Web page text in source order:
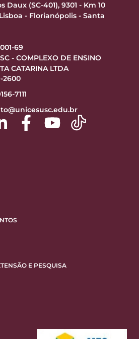
Daux (SC-401), 9301 - Km 10
- Florianópolis - Santa
69
- COMPLEXO DE ENSINO
CATARINA LTDA
2600
7111
E PESQUISA